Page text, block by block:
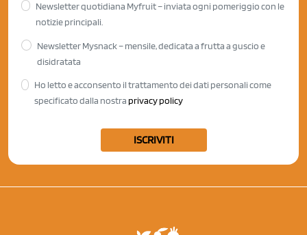
Newsletter quotidiana Myfruit – inviata ogni pomeriggio con le
notizie principali.
Newsletter Mysnack – mensile, dedicata a frutta a guscio e
disidratata
Ho letto e acconsento il trattamento dei dati personali come
specificato dalla nostra privacy policy
ISCRIVITI